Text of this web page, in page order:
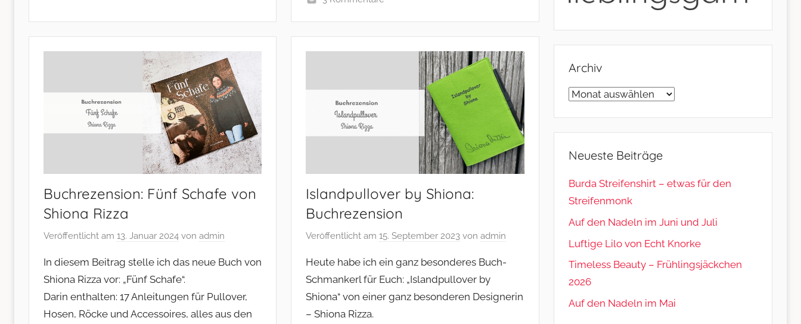
Buchrezension: Fünf Schafe von
Shiona Rizza
Veröffentlicht am 13. Januar 2024 von admin
In diesem Beitrag stelle ich das neue Buch von
Shiona Rizza vor: „Fünf Schafe“.
Darin enthalten: 17 Anleitungen für Pullover,
Hosen, Röcke und Accessoires, alles aus den
Islandpullover by Shiona:
Buchrezension
Veröffentlicht am15. September 2023 vonadmin
Heute habe ich ein ganz besonderes Buch-
Schmankerl für Euch: „Islandpullover by
Shiona“ von einer ganz besonderen Designerin
– Shiona Rizza.
Archiv
Archiv
Neueste Beiträge
Burda Streifenshirt – etwas für den
Streifenmonk
Auf den Nadeln im Juni und Juli
Luftige Lilo von Echt Knorke
Timeless Beauty – Frühlingsjäckchen
2026
Auf den Nadeln im Mai